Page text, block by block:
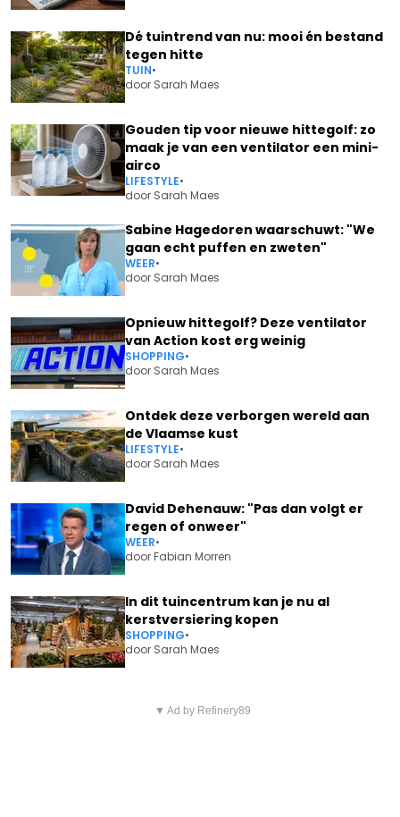
Dé tuintrend van nu: mooi én bestand
tegen hitte
TUIN•
door Sarah Maes
Gouden tip voor nieuwe hittegolf: zo
maak je van een ventilator een mini-
airco
LIFESTYLE•
door Sarah Maes
Sabine Hagedoren waarschuwt: "We
gaan echt puffen en zweten"
WEER•
door Sarah Maes
Opnieuw hittegolf? Deze ventilator
van Action kost erg weinig
SHOPPING•
door Sarah Maes
Ontdek deze verborgen wereld aan
de Vlaamse kust
LIFESTYLE•
door Sarah Maes
David Dehenauw: "Pas dan volgt er
regen of onweer"
WEER•
doorFabian Morren
In dit tuincentrum kan je nu al
kerstversiering kopen
SHOPPING•
door Sarah Maes
MARTINE JONCKHEERE ZOEKT
▼ Ad by Refinery89